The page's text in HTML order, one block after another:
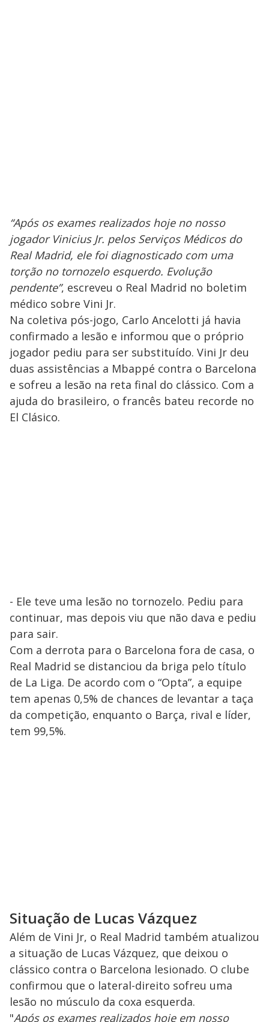
“Após os exames realizados hoje no nosso
jogador Vinicius Jr. pelos Serviços Médicos do
Real Madrid, ele foi diagnosticado com uma
torção no tornozelo esquerdo. Evolução
pendente”, escreveu o Real Madrid no boletim
médico sobre Vini Jr.
Na coletiva pós-jogo, Carlo Ancelotti já havia
confirmado a lesão e informou que o próprio
jogador pediu para ser substituído. Vini Jr deu
duas assistências a Mbappé contra o Barcelona
e sofreu a lesão na reta final do clássico. Com a
ajuda do brasileiro, o francês bateu recorde no
El Clásico.
- Ele teve uma lesão no tornozelo. Pediu para
continuar, mas depois viu que não dava e pediu
para sair.
Com a derrota para o Barcelona fora de casa, o
Real Madrid se distanciou da briga pelo título
de La Liga. De acordo com o “Opta”, a equipe
tem apenas 0,5% de chances de levantar a taça
da competição, enquanto o Barça, rival e líder,
tem 99,5%.
Situação de Lucas Vázquez
Além de Vini Jr, o Real Madrid também atualizou
a situação de Lucas Vázquez, que deixou o
clássico contra o Barcelona lesionado. O clube
confirmou que o lateral-direito sofreu uma
lesão no músculo da coxa esquerda.
"Após os exames realizados hoje em nosso